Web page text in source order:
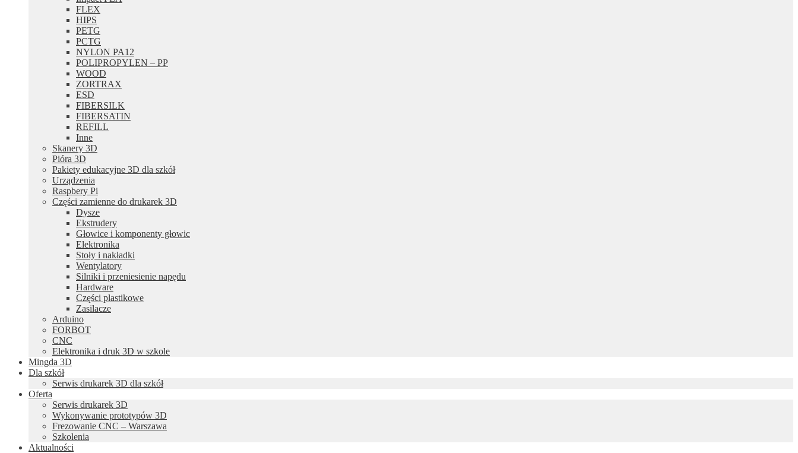
FLEX
HIPS
PETG
PCTG
NYLON PA12
POLIPROPYLEN – PP
WOOD
ZORTRAX
ESD
FIBERSILK
FIBERSATIN
REFILL
Inne
Skanery 3D
Pióra 3D
Pakiety edukacyjne 3D dla szkół
Urządzenia
Raspbery Pi
Części zamienne do drukarek 3D
Dysze
Ekstrudery
Głowice i komponenty głowic
Elektronika
Stoły i nakładki
Wentylatory
Silniki i przeniesienie napędu
Hardware
Części plastikowe
Zasilacze
Arduino
FORBOT
CNC
Elektronika i druk 3D w szkole
Mingda 3D
Dla szkół
Serwis drukarek 3D dla szkół
Oferta
Serwis drukarek 3D
Wykonywanie prototypów 3D
Frezowanie CNC – Warszawa
Szkolenia
Aktualności